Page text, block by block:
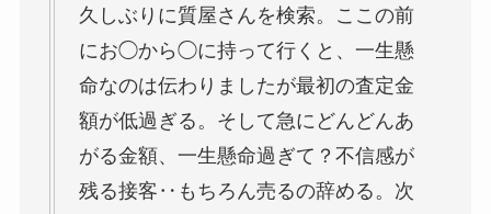
久しぶりに質屋さんを検索。ここの前
にお◯から◯に持って行くと、一生懸
命なのは伝わりましたが最初の査定金
額が低過ぎる。そして急にどんどんあ
がる金額、一生懸命過ぎて？不信感が
残る接客‥もちろん売るの辞める。次